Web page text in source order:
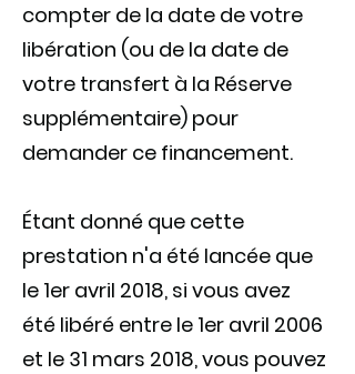
compter de la date de votre
libération (ou de la date de
votre transfert à la Réserve
supplémentaire) pour
demander ce financement.
Étant donné que cette
prestation n'a été lancée que
le 1er avril 2018, si vous avez
été libéré entre le 1er avril 2006
et le 31 mars 2018, vous pouvez